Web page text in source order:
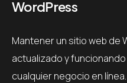
WordPress
Mantener un sitio web de
actualizado y
cualquier negocio en